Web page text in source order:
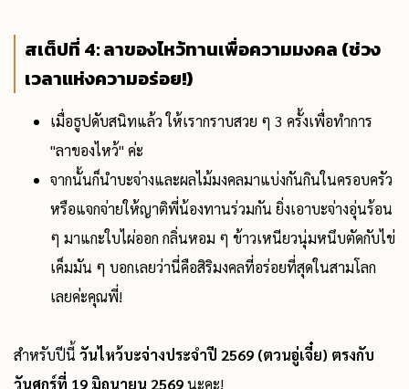
สเต็ปที่ 4: ลาของไหว้ทานเพื่อความมงคล (ช่วง
เวลาแห่งความอร่อย!)
เมื่อธูปดับสนิทแล้ว ให้เรากราบสวย ๆ 3 ครั้งเพื่อทำการ
"ลาของไหว้" ค่ะ
จากนั้นก็นำบะจ่างและผลไม้มงคลมาแบ่งกันกินในครอบครัว
หรือแจกจ่ายให้ญาติพี่น้องทานร่วมกัน ยิ่งเอาบะจ่างอุ่นร้อน
ๆ มาแกะใบไผ่ออก กลิ่นหอม ๆ ข้าวเหนียวนุ่มหนึบตัดกับไข่
เค็มมัน ๆ บอกเลยว่านี่คือสิริมงคลที่อร่อยที่สุดในสามโลก
เลยค่ะคุณพี่!
สำหรับปีนี้ วันไหว้บะจ่างประจำปี 2569 (ตวนอู่เจี๋ย) ตรงกับ
วันศุกร์ที่ 19 มิถุนายน 2569นะคะ!